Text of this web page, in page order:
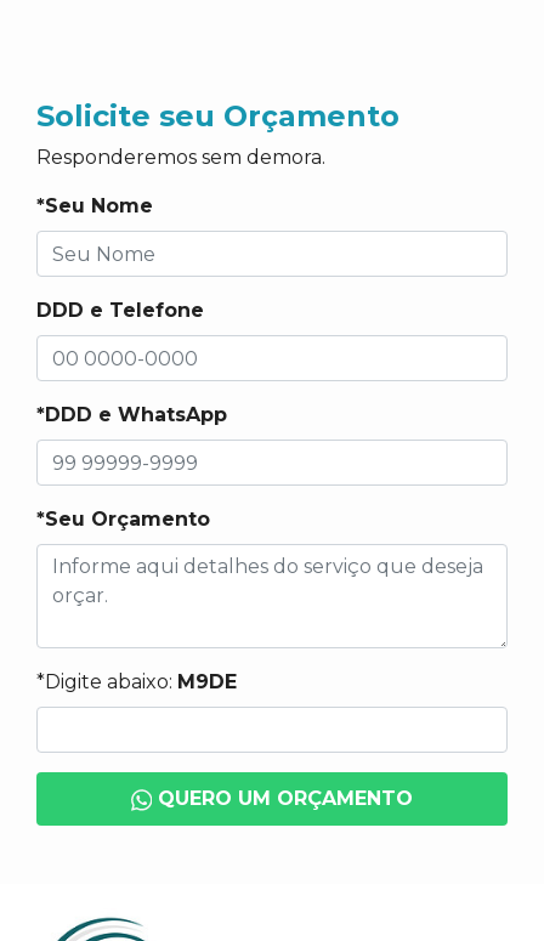
Solicite seu Orçamento
Responderemos sem demora.
*Seu Nome
DDD e Telefone
*DDD e WhatsApp
*Seu Orçamento
*Digite abaixo: M9DE
QUERO UM ORÇAMENTO